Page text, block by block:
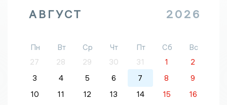
АВГУСТ 2026
Пн Вт Ср Чт Пт Сб
Вс
27
28 29 30 31 1
2
3
4 5 6 7 8
9
10
11 12 13 14 15
16